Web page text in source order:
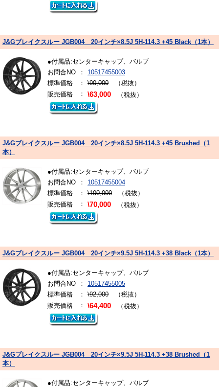
J&Gブレイクスルー JGB004 20インチ×8.5J 5H-114.3 +45 Black（1本）
●付属品:センターキャップ、バルブ
お問合NO
：
10517455003
標準価格
： \90,000 （税抜）
販売価格
： \63,000 （税抜）
J&Gブレイクスルー JGB004 20インチ×8.5J 5H-114.3 +45 Brushed（1
本）
●付属品:センターキャップ、バルブ
お問合NO
：
10517455004
標準価格
： \100,000 （税抜）
販売価格
： \70,000 （税抜）
J&Gブレイクスルー JGB004 20インチ×9.5J 5H-114.3 +38 Black（1本）
●付属品:センターキャップ、バルブ
お問合NO
：
10517455005
標準価格
： \92,000 （税抜）
販売価格
： \64,400 （税抜）
J&Gブレイクスルー JGB004 20インチ×9.5J 5H-114.3 +38 Brushed（1
本）
●付属品:センターキャップ、バルブ